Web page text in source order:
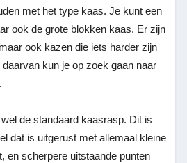
met het type kaas. Je kunt een
ook de grote blokken kaas. Er zijn
ook kazen die iets harder zijn
kun je op zoek gaan naar
de standaard kaasrasp. Dit is
dat is uitgerust met allemaal kleine
en scherpere uitstaande punten